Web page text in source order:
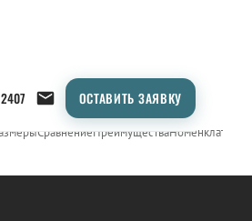
ОСТАВИТЬ ЗАЯВКУ
СравнениеПреимуществаНоменклатура